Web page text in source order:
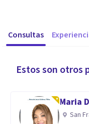
Consultas
Estos son otros
Maria
San